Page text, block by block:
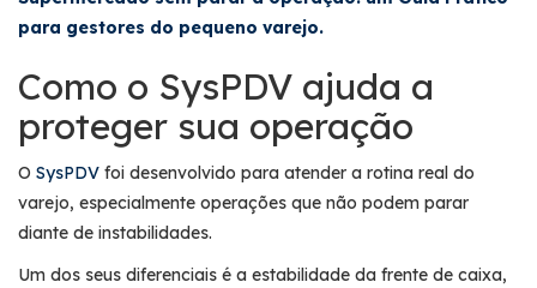
para gestores do pequeno varejo.
Como o SysPDV ajuda a
proteger sua operação
O SysPDV foi desenvolvido para atender a rotina real do
varejo, especialmente operações que não podem parar
diante de instabilidades.
Um dos seus diferenciais é a estabilidade da frente de caixa,